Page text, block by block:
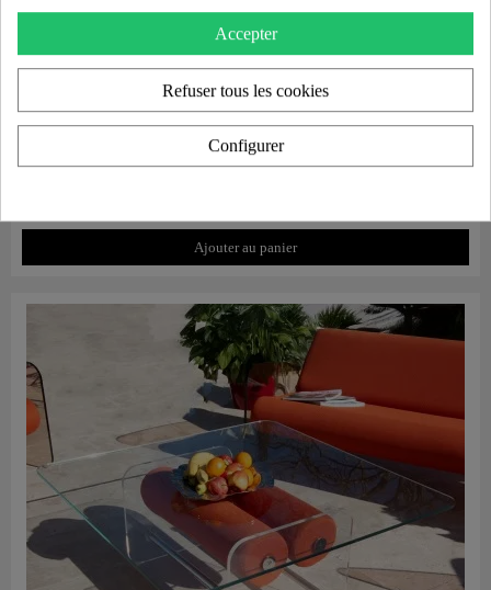
Aperçu rapide
Housse de protection pour canapé MW07
Ajouter au panier
Accepter
Refuser tous les cookies
Configurer